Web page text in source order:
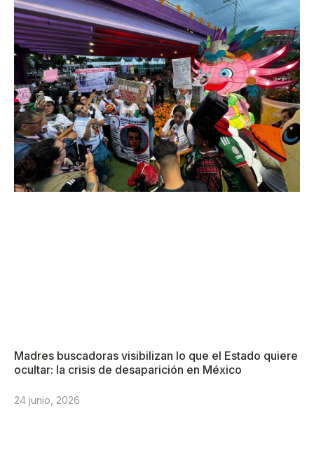
Madres buscadoras visibilizan lo que el Estado quiere
ocultar: la crisis de desaparición en México
24 junio, 2026